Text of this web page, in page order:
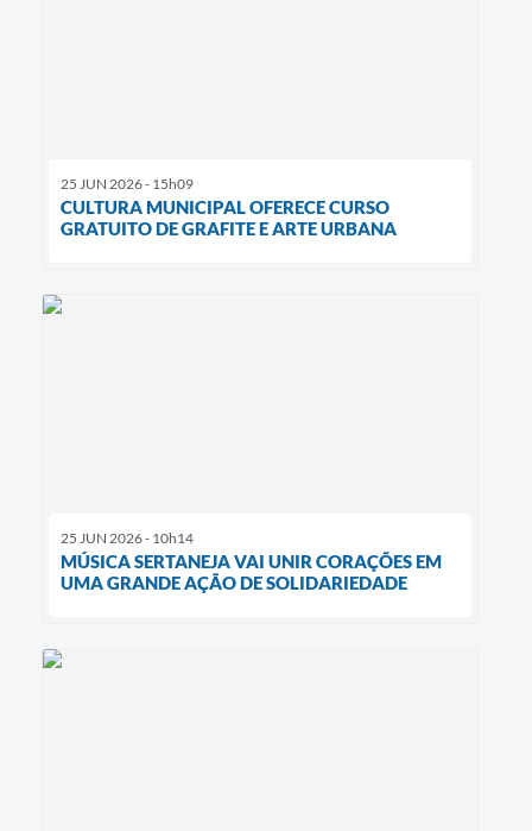
25 JUN 2026 - 15h09
CULTURA MUNICIPAL OFERECE CURSO
GRATUITO DE GRAFITE E ARTE URBANA
25 JUN 2026 - 10h14
MÚSICA SERTANEJA VAI UNIR CORAÇÕES EM
UMA GRANDE AÇÃO DE SOLIDARIEDADE